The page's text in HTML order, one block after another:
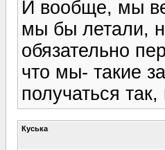
И вообще, мы
мы бы летали,
обязательно
что мы- такие
получаться
Куська